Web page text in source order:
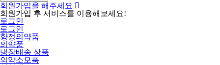
회원가입을 해주세요
회원가입 후 서비스를 이용해보세요!
로그인
로그인
향정의약품
의약품
냉장배송 상품
의약소모품